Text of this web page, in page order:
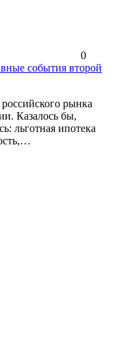
0
события второй
рынка
Казалось бы,
льготная ипотека